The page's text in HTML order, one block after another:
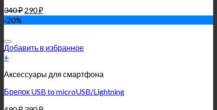
340₽ 290₽
-20%
Добавить в избранное
+
Аксессуары для смартфона
Брелок USB to microUSB/Lightning